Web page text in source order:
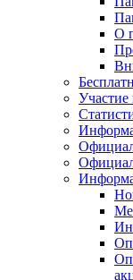
О
Участие